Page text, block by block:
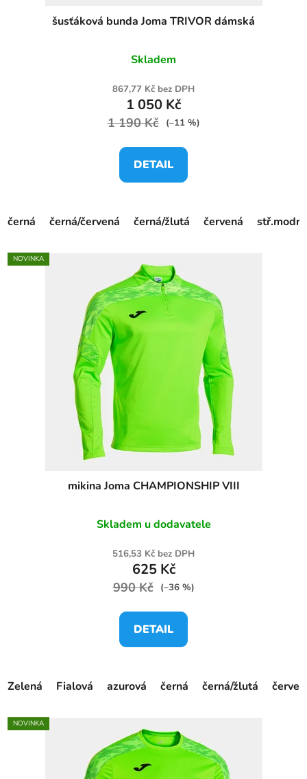
šusťáková bunda Joma TRIVOR dámská
Skladem
867,77 Kč bez DPH
1 050 Kč
1 190 Kč (–11 %)
DETAIL
černá černá/červená černá/žlutá červená stř.modrá
NOVINKA
mikina Joma CHAMPIONSHIP VIII
Skladem u dodavatele
516,53 Kč bez DPH
625 Kč
990 Kč (–36 %)
DETAIL
Zelená Fialová azurová černá černá/žlutá
NOVINKA